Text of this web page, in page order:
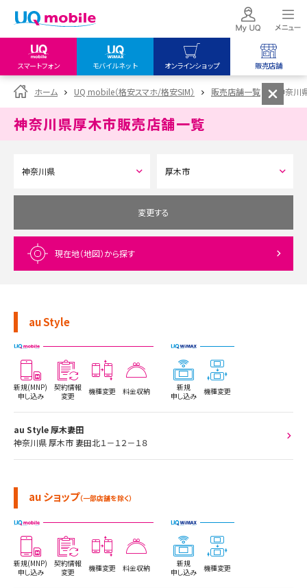
スマートフォン モバイルネット オンラインショップ 販売店舗
my UQ WiMAX
UQ WiMAX ご契約の方
My UQ mobile
データチャージサイト
UQ mobile
オンラインショップ
UQ WiMAX
UQ mobile
販売店舗
UQ WiMAX
ホーム UQ mobile（格安スマホ/格安SIM） 販売店舗一覧 神奈
神奈川県厚木市販売店舗一覧
変更する
現在地（地図）から探す
au Style
新規(MNP)
申し込み
契約情報
変更
機種変更 料金収納
新規
申し込み
機種変更
au Style 厚木妻田
神奈川県 厚木市 妻田北１－１２－１８
au ショップ（一部店舗を除く）
新規(MNP)
申し込み
契約情報
変更
機種変更 料金収納
新規
申し込み
機種変更